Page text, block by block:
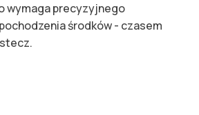
wymaga precyzyjnego
środków - czasem